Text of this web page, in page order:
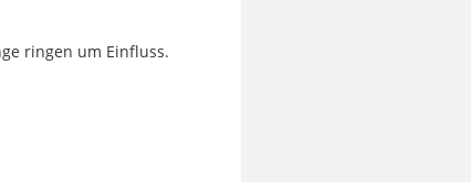
ringen um Einfluss.